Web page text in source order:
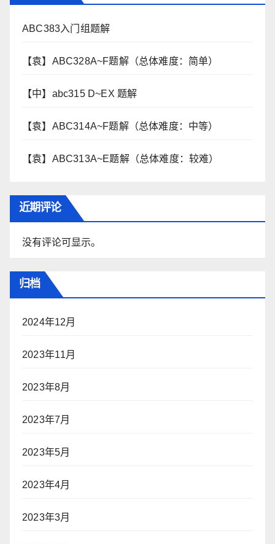
ABC383入门组题解
【袁】ABC328A~F题解（总体难度：简单）
【中】abc315 D~EX 题解
【袁】ABC314A~F题解（总体难度：中等）
【袁】ABC313A~E题解（总体难度：较难）
近期评论
没有评论可显示。
归档
2024年12月
2023年11月
2023年8月
2023年7月
2023年5月
2023年4月
2023年3月